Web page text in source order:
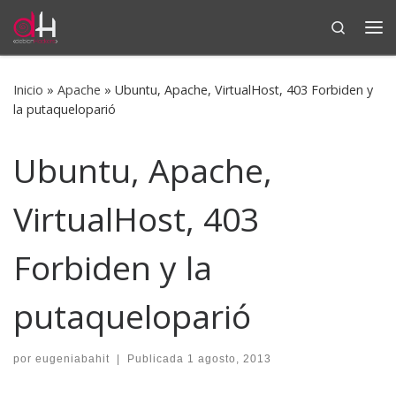
Saltar al contenido
Search
Inicio » Apache » Ubuntu, Apache, VirtualHost, 403 Forbiden y
la putaqueloparió
Ubuntu, Apache,
VirtualHost, 403
Forbiden y la
putaqueloparió
por eugeniabahit | Publicada 1 agosto, 2013